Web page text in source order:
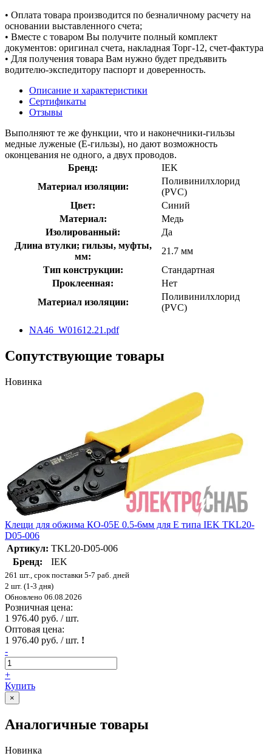
• Оплата товара производится по безналичному расчету на
основании выставленного счета;
• Вместе с товаром Вы получите полный комплект
документов: оригинал счета, накладная Торг-12, счет-фактура
• Для получения товара Вам нужно будет предъявить
водителю-экспедитору паспорт и доверенность.
Описание и характеристики
Сертификаты
Отзывы
Выполняют те же функции, что и наконечники-гильзы
медные луженые (Е-гильзы), но дают возможность
оконцевания не одного, а двух проводов.
Бренд:
IEK
Материал изоляции:
Поливинилхлорид
(PVC)
Цвет:
Синий
Материал:
Медь
Изолированный:
Да
Длина втулки; гильзы, муфты,
мм:
21.7 мм
Тип конструкции:
Стандартная
Проклеенная:
Нет
Материал изоляции:
Поливинилхлорид
(PVC)
NA46_W01612.21.pdf
Сопутствующие товары
Новинка
Клещи для обжима КО-05Е 0.5-6мм для Е типа IEK TKL20-
D05-006
Артикул: TKL20-D05-006
Бренд:
IEK
261 шт., срок поставки 5-7 раб. дней
2 шт. (1-3 дня)
Обновлено 06.08.2026
Розничная цена:
1 976.40 руб. / шт.
Оптовая цена:
1 976.40 руб. / шт. !
-
+
Купить
×
Аналогичные товары
Новинка